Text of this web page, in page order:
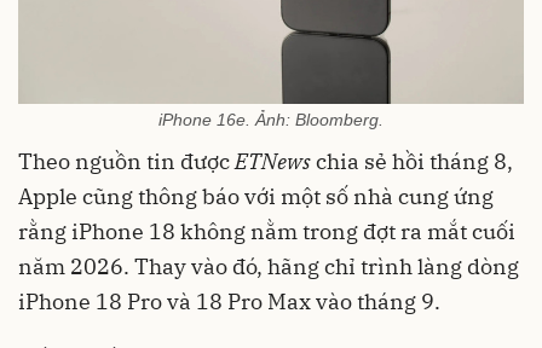
iPhone 16e. Ảnh: Bloomberg.
Theo nguồn tin đượcETNewschia sẻ hồi tháng 8,
Apple cũng thông báo với một số nhà cung ứng
rằng iPhone 18 không nằm trong đợt ra mắt cuối
năm 2026. Thay vào đó, hãng chỉ trình làng dòng
iPhone 18 Pro và 18 Pro Max vào tháng 9.